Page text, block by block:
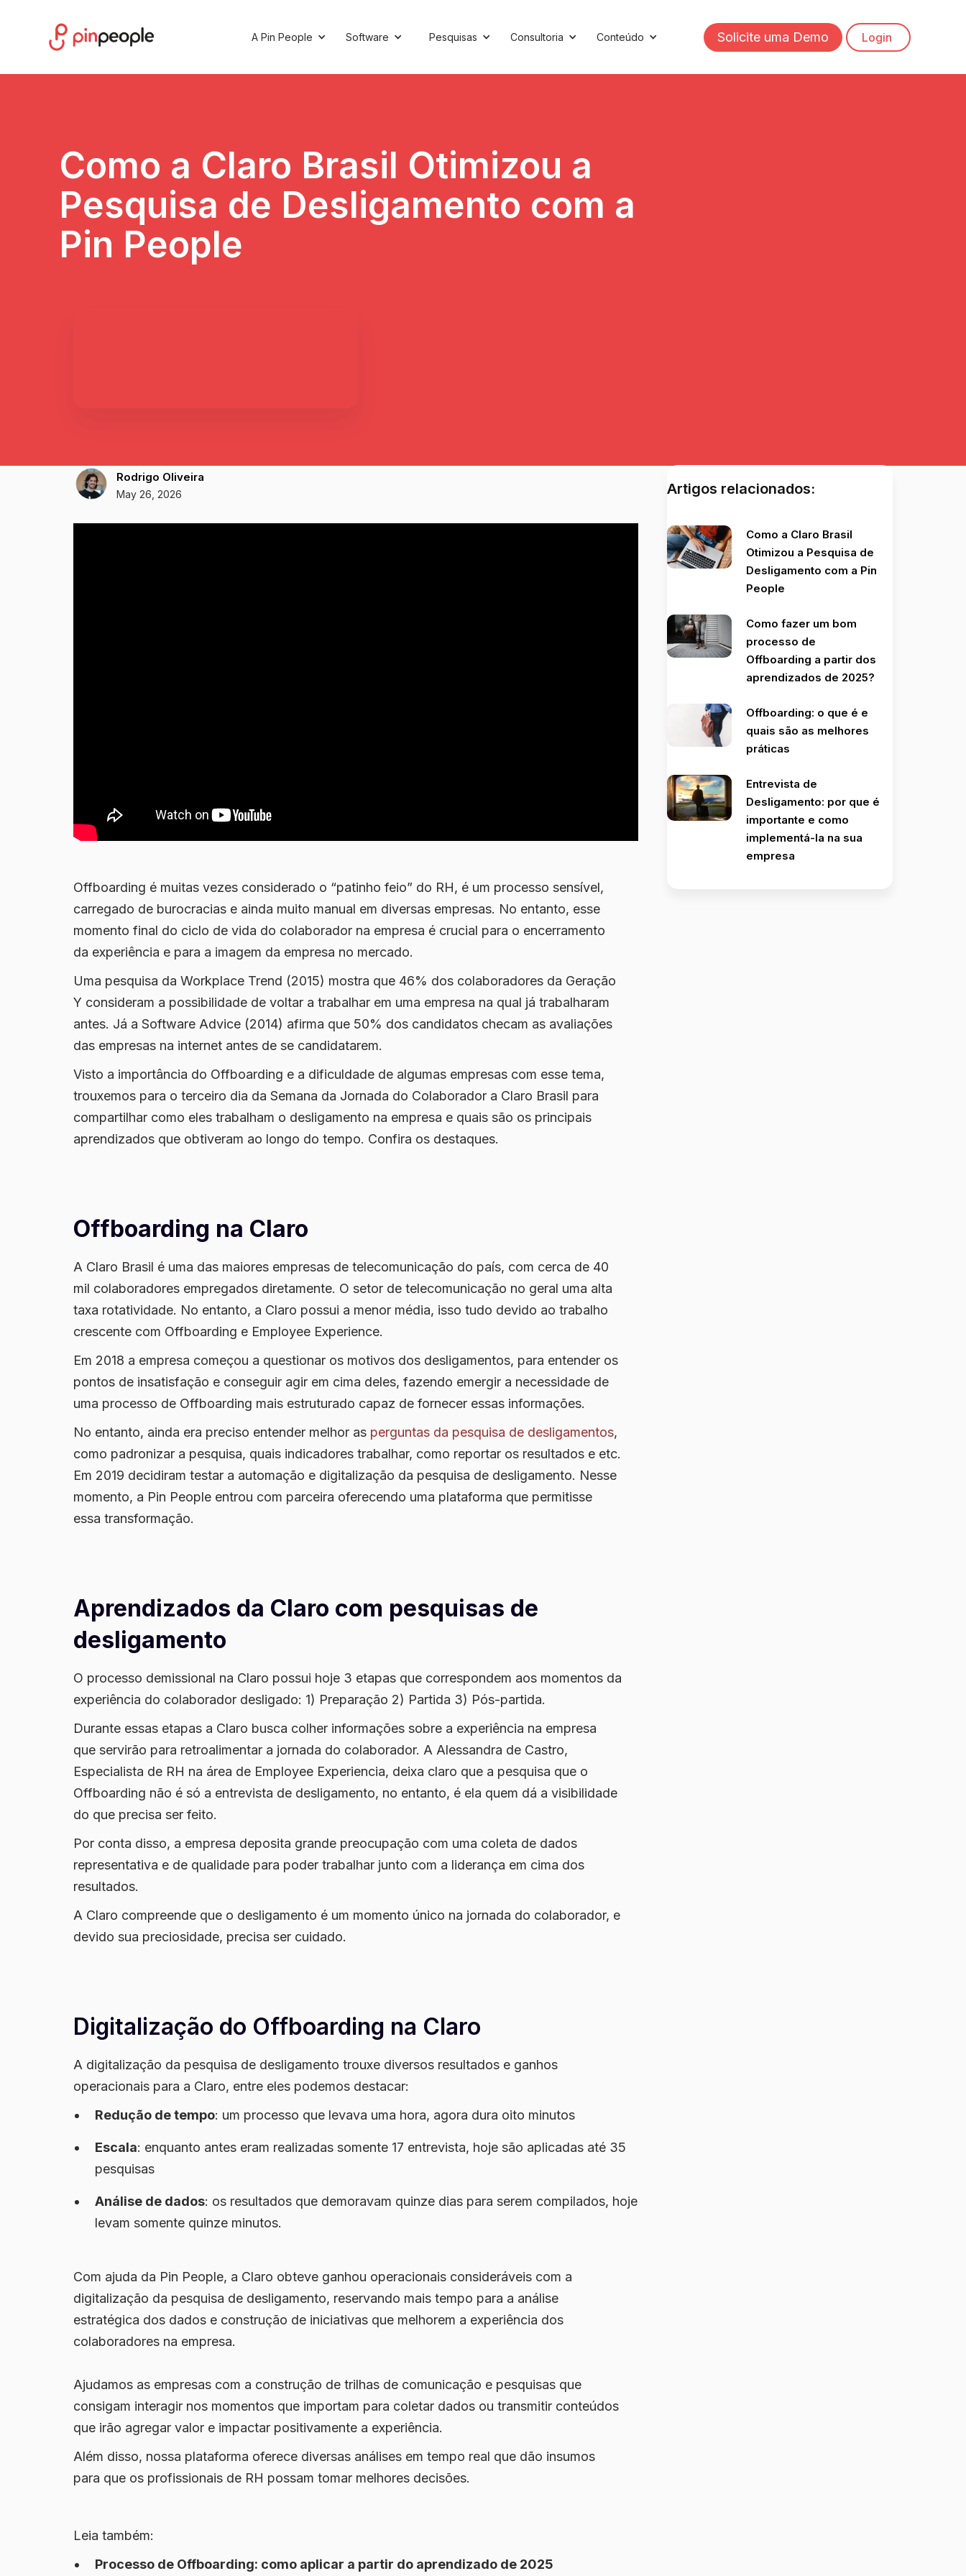
A Pin People Software Pesquisas Consultoria Conteúdo Solicite uma Demo Login
Como a Claro Brasil Otimizou a
Pesquisa de Desligamento com a
Pin People
Rodrigo Oliveira
May 26, 2026
Offboarding é muitas vezes considerado o “patinho feio” do RH, é um processo sensível,
carregado de burocracias e ainda muito manual em diversas empresas. No entanto, esse
momento final do ciclo de vida do colaborador na empresa é crucial para o encerramento
da experiência e para a imagem da empresa no mercado.
Uma pesquisa da Workplace Trend (2015) mostra que 46% dos colaboradores da Geração
Y consideram a possibilidade de voltar a trabalhar em uma empresa na qual já trabalharam
antes. Já a Software Advice (2014) afirma que 50% dos candidatos checam as avaliações
das empresas na internet antes de se candidatarem.
Visto a importância do Offboarding e a dificuldade de algumas empresas com esse tema,
trouxemos para o terceiro dia da Semana da Jornada do Colaborador a Claro Brasil para
compartilhar como eles trabalham o desligamento na empresa e quais são os principais
aprendizados que obtiveram ao longo do tempo. Confira os destaques.
Offboarding na Claro
A Claro Brasil é uma das maiores empresas de telecomunicação do país, com cerca de 40
mil colaboradores empregados diretamente. O setor de telecomunicação no geral uma alta
taxa rotatividade. No entanto, a Claro possui a menor média, isso tudo devido ao trabalho
crescente com Offboarding e Employee Experience.
Em 2018 a empresa começou a questionar os motivos dos desligamentos, para entender os
pontos de insatisfação e conseguir agir em cima deles, fazendo emergir a necessidade de
uma processo de Offboarding mais estruturado capaz de fornecer essas informações.
No entanto, ainda era preciso entender melhor as perguntas da pesquisa de desligamentos,
como padronizar a pesquisa, quais indicadores trabalhar, como reportar os resultados e etc.
Em 2019 decidiram testar a automação e digitalização da pesquisa de desligamento. Nesse
momento, a Pin People entrou com parceira oferecendo uma plataforma que permitisse
essa transformação.
Aprendizados da Claro com pesquisas de
desligamento
O processo demissional na Claro possui hoje 3 etapas que correspondem aos momentos da
experiência do colaborador desligado: 1) Preparação 2) Partida 3) Pós-partida.
Durante essas etapas a Claro busca colher informações sobre a experiência na empresa
que servirão para retroalimentar a jornada do colaborador. A Alessandra de Castro,
Especialista de RH na área de Employee Experiencia, deixa claro que a pesquisa que o
Offboarding não é só a entrevista de desligamento, no entanto, é ela quem dá a visibilidade
do que precisa ser feito.
Por conta disso, a empresa deposita grande preocupação com uma coleta de dados
representativa e de qualidade para poder trabalhar junto com a liderança em cima dos
resultados.
A Claro compreende que o desligamento é um momento único na jornada do colaborador, e
devido sua preciosidade, precisa ser cuidado.
Digitalização do Offboarding na Claro
A digitalização da pesquisa de desligamento trouxe diversos resultados e ganhos
operacionais para a Claro, entre eles podemos destacar:
Redução de tempo: um processo que levava uma hora, agora dura oito minutos
Escala: enquanto antes eram realizadas somente 17 entrevista, hoje são aplicadas até 35
pesquisas
Análise de dados: os resultados que demoravam quinze dias para serem compilados, hoje
levam somente quinze minutos.
Com ajuda da Pin People, a Claro obteve ganhou operacionais consideráveis com a
digitalização da pesquisa de desligamento, reservando mais tempo para a análise
estratégica dos dados e construção de iniciativas que melhorem a experiência dos
colaboradores na empresa.
Ajudamos as empresas com a construção de trilhas de comunicação e pesquisas que
consigam interagir nos momentos que importam para coletar dados ou transmitir conteúdos
que irão agregar valor e impactar positivamente a experiência.
Além disso, nossa plataforma oferece diversas análises em tempo real que dão insumos
para que os profissionais de RH possam tomar melhores decisões.
Leia também:
Processo de Offboarding: como aplicar a partir do aprendizado de 2025
Artigos relacionados:
Como a Claro Brasil
Otimizou a Pesquisa de
Desligamento com a Pin
People
Como fazer um bom
processo de
Offboarding a partir dos
aprendizados de 2025?
Offboarding: o que é e
quais são as melhores
práticas
Entrevista de
Desligamento: por que é
importante e como
implementá-la na sua
empresa